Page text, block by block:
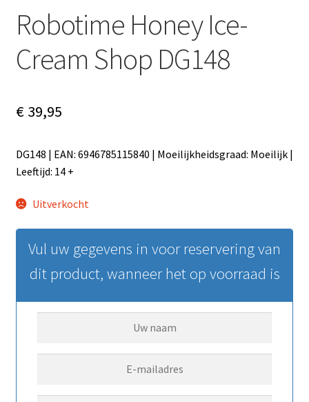
Robotime Honey Ice-
Cream Shop DG148
€39,95
DG148 | EAN: 6946785115840 | Moeilijkheidsgraad: Moeilijk |
Leeftijd: 14 +
Uitverkocht
Vul uw gegevens in voor reservering van
dit product, wanneer het op voorraad is